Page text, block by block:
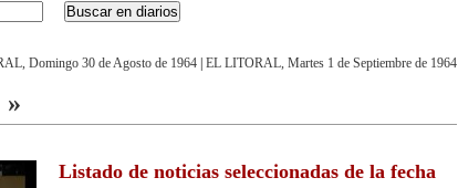
Domingo 30 de Agosto de 1964 EL LITORAL, Martes 1 de Septiembre de 1964
»
Listado de noticias seleccionadas de la fecha